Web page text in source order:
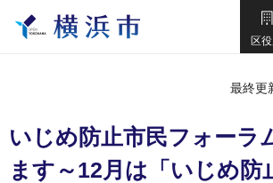
区
最終更
いじめ防止市民フォーラ
ます～12月は「いじめ防